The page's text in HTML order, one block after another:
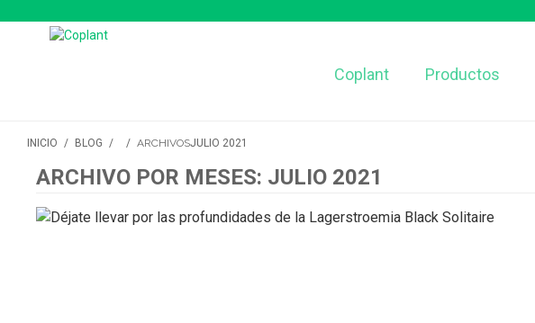
Coplant Productos
INICIO / BLOG / ARCHIVOS
/ JULIO 2021
ARCHIVO POR MESES: JULIO 2021